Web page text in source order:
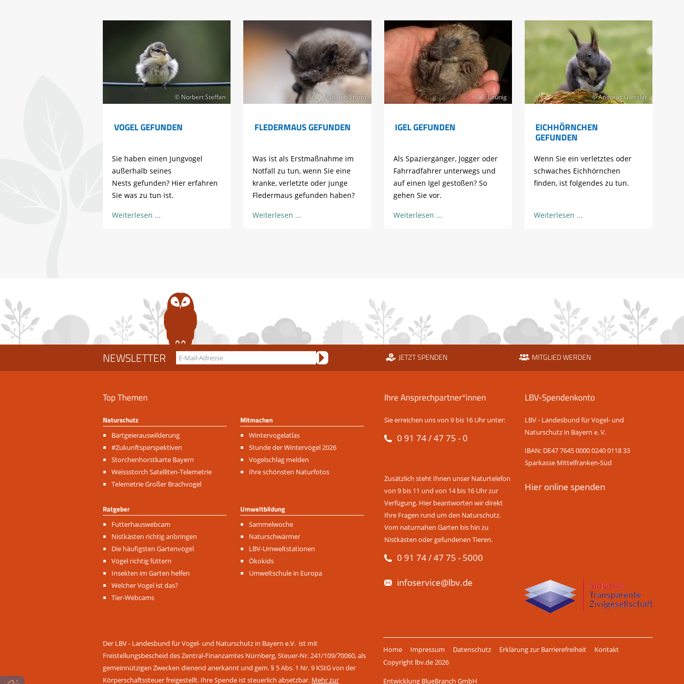
© Norbert Steffan
VOGEL GEFUNDEN
Sie haben einen Jungvogel
außerhalb seines
Nests gefunden? Hier erfahren
Sie was zu tun ist.
Weiterlesen
© Ralph Sturm
FLEDERMAUS GEFUNDEN
Was ist als Erstmaßnahme im
Notfall zu tun, wenn Sie eine
kranke, verletzte oder junge
Fledermaus gefunden haben?
Weiterlesen
© T. Grünig
IGEL GEFUNDEN
Als Spaziergänger, Jogger oder
Fahrradfahrer unterwegs und
auf einen Igel gestoßen? So
gehen Sie vor.
Weiterlesen
© Andreas Giessler
EICHHÖRNCHEN
GEFUNDEN
Wenn Sie ein verletztes oder
schwaches Eichhörnchen
finden, ist folgendes zu tun.
Weiterlesen
NEWSLETTER JETZT SPENDEN MITGLIED WERDEN
Top Themen
Naturschutz
Navigation
überspringen
Bartgeierauswilderung
#Zukunftsperspektiven
Storchenhorstkarte Bayern
Weissstorch Satelliten-Telemetrie
Telemetrie Großer Brachvogel
Mitmachen
Navigation
überspringen
Wintervogelatlas
Stunde der Wintervögel 2026
Vogelschlag melden
Ihre schönsten Naturfotos
Ratgeber
Navigation
überspringen
Futterhauswebcam
Nistkästen richtig anbringen
Die häufigsten Gartenvögel
Vögel richtig füttern
Insekten im Garten helfen
Welcher Vogel ist das?
Tier-Webcams
Umweltbildung
Navigation
überspringen
Sammelwoche
Naturschwärmer
LBV-Umweltstationen
Ökokids
Umweltschule in Europa
Ihre Ansprechpartner*innen
Sie erreichen uns von 9 bis 16 Uhr unter:
0 91 74 / 47 75 - 0
Zusätzlich steht Ihnen unser Naturtelefon
von 9 bis 11 und von 14 bis 16 Uhr zur
Verfügung. Hier beantworten wir direkt
Ihre Fragen rund um den Naturschutz.
Vom naturnahen Garten bis hin zu
Nistkästen oder gefundenen Tieren.
0 91 74 / 47 75 - 5000
infoservice@lbv.de
LBV-Spendenkonto
LBV - Landesbund für Vogel- und
Naturschutz in Bayern e. V.
IBAN: DE47 7645 0000 0240 0118 33
Sparkasse Mittelfranken-Süd
Hier online spenden
Der LBV - Landesbund für Vogel- und Naturschutz in Bayern e.V. ist mit
Freistellungsbescheid des Zentral-Finanzamtes Nürnberg, Steuer-Nr. 241/109/70060, als
gemeinnützigen Zwecken dienend anerkannt und gem. § 5 Abs. 1 Nr. 9 KStG von der
Körperschaftssteuer freigestellt. Ihre Spende ist steuerlich absetzbar. Mehr zur
überspringen
Home Impressum Datenschutz Erklärung zur Barrierefreiheit
Kontakt
Copyright lbv.de 2026
Entwicklung BlueBranch GmbH